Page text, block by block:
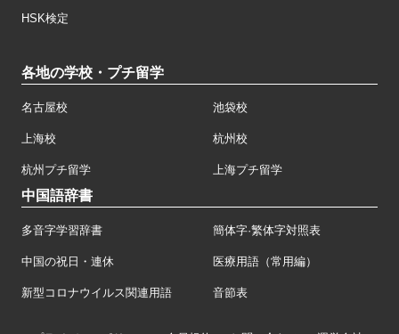
HSK検定
各地の学校・プチ留学
名古屋校 池袋校
上海校 杭州校
杭州プチ留学 上海プチ留学
中国語辞書
多音字学習辞書 簡体字·繁体字対照表
中国の祝日・連休 医療用語（常用編）
新型コロナウイルス関連用語 音節表